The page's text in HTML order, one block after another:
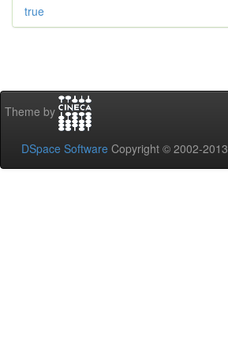
true
Theme by
DSpace Software Copyright © 2002-2013